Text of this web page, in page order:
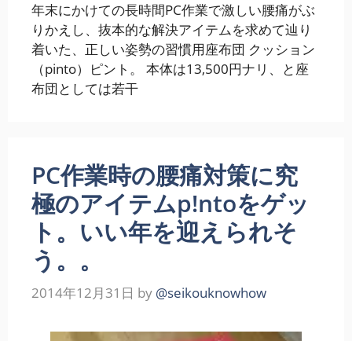
年末にかけての長時間PC作業で激しい腰痛がぶ
りかえし、抜本的な解決アイテムを求めて辿り
着いた、正しい姿勢の習慣用座布団 クッション
（pinto）ピント。 本体は13,500円ナリ、と座
布団としては若干
PC作業時の腰痛対策に究
極のアイテムp!ntoをゲッ
ト。いい年を迎えられそ
う。。
2014年12月31日 by @seikouknowhow